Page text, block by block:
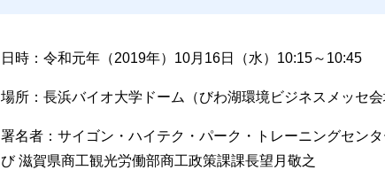
日時：令和元年（2019年） 10月 16日（水） 10:15～ 10:45
場所：長浜バイオ大学ドーム（びわ湖環境ビジネスメッセ
署名者：サイゴン・ハイテク・パーク・トレーニングセン
び滋賀県商工観光労働部商工政策課課長望月敬之